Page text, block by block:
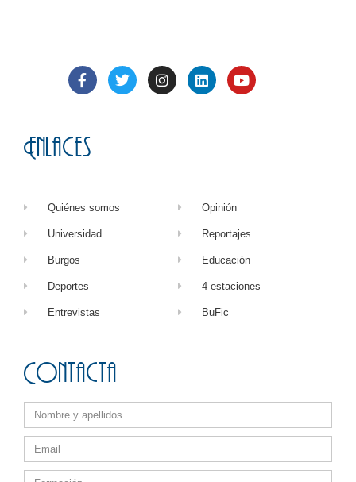
Enlaces
Quiénes somos
Universidad
Burgos
Deportes
Entrevistas
Opinión
Reportajes
Educación
4 estaciones
BuFic
Contacta